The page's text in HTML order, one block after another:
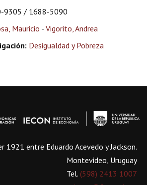
9305 / 1688-5090
Mauricio - Vigorito, Andrea
Desigualdad y Pobreza
1921 entre Eduardo Acevedo y Jackson.
Montevideo, Uruguay
Tel. (598) 2413 1007